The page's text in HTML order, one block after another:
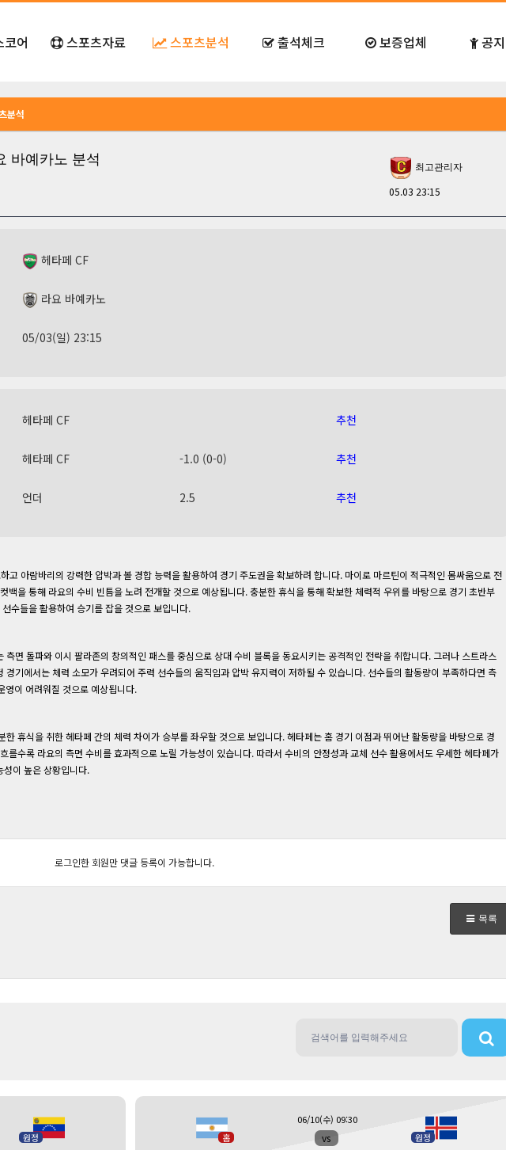
코어 스포츠자료 스포츠분석 출석체크 보증업체 공
분석
바예카노 분석
최고관리자
05.03 23:15
헤타페 CF
라요 바예카노
05/03(일) 23:15
헤타페 CF 추천
헤타페 CF -1.0 (0-0) 추천
언더 2.5 추천
고 아람바리의 강력한 압박과 볼 경합 능력을 활용하여 경기 주도권을 확보하려 합니다. 마이로 마르틴이 적극적인 몸싸움으로 전
백을 통해 라요의 수비 빈틈을 노려 전개할 것으로 예상됩니다. 충분한 휴식을 통해 확보한 체력적 우위를 바탕으로 경기 초반부
수들을 활용하여 승기를 잡을 것으로 보입니다.
면 돌파와 이시 팔라존의 창의적인 패스를 중심으로 상대 수비 블록을 동요시키는 공격적인 전략을 취합니다. 그러나 스트라스
기에서는 체력 소모가 우려되어 주력 선수들의 움직임과 압박 유지력이 저하될 수 있습니다. 선수들의 활동량이 부족하다면 측
영이 어려워질 것으로 예상됩니다.
휴식을 취한 헤타페 간의 체력 차이가 승부를 좌우할 것으로 보입니다. 헤타페는 홈 경기 이점과 뛰어난 활동량을 바탕으로 경
를수록 라요의 측면 수비를 효과적으로 노릴 가능성이 있습니다. 따라서 수비의 안정성과 교체 선수 활용에서도 우세한 헤타페가
이 높은 상황입니다.
로그인한 회원만 댓글 등록이 가능합니다.
목록
원정 홈 vs 원정
06/10(수) 09:30